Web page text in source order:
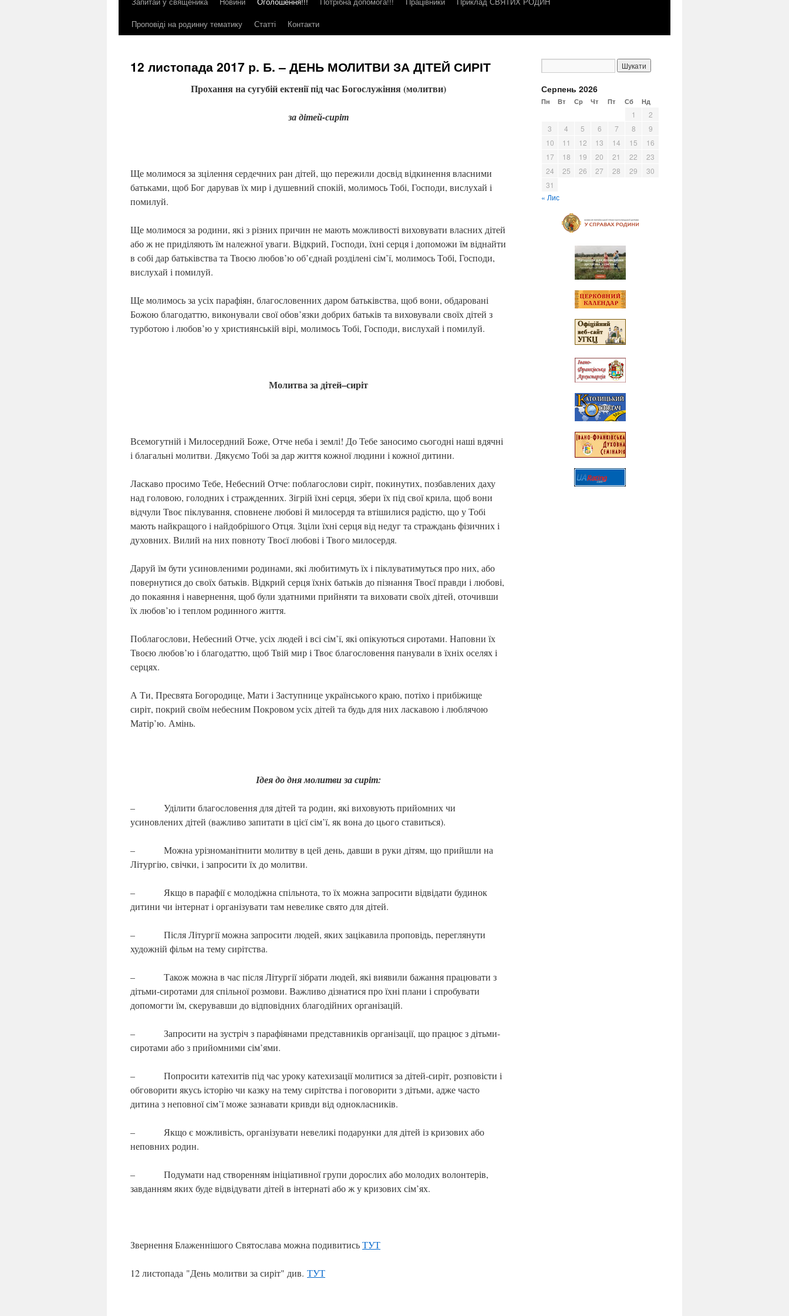
контенту
Проповіді на родинну тематику
Статті Контакти
12 листопада 2017 р. Б. – ДЕНЬ МОЛИТВИ ЗА ДІТЕЙ СИРІТ
Прохання на сугубій ектенії під час Богослужіння (молитви)
за дітей-сиріт
Ще молимося за зцілення сердечних ран дітей, що пережили досвід відкинення власними
батьками, щоб Бог дарував їх мир і душевний спокій, молимось Тобі, Господи, вислухай і
помилуй.
Ще молимося за родини, які з різних причин не мають можливості виховувати власних дітей
або ж не приділяють їм належної уваги. Відкрий, Господи, їхні серця і допоможи їм віднайти
в собі дар батьківства та Твоєю любов’ю об’єднай розділені сім’ї, молимось Тобі, Господи,
вислухай і помилуй.
Ще молимось за усіх парафіян, благословенних даром батьківства, щоб вони, обдаровані
Божою благодаттю, виконували свої обов’язки добрих батьків та виховували своїх дітей з
турботою і любов’ю у християнській вірі, молимось Тобі, Господи, вислухай і помилуй.
Молитва за дітей–сиріт
Всемогутній і Милосердний Боже, Отче неба і землі! До Тебе заносимо сьогодні наші вдячні
і благальні молитви. Дякуємо Тобі за дар життя кожної людини і кожної дитини.
Ласкаво просимо Тебе, Небесний Отче: поблагослови сиріт, покинутих, позбавлених даху
над головою, голодних і стражденних. Зігрій їхні серця, збери їх під свої крила, щоб вони
відчули Твоє піклування, сповнене любові й милосердя та втішилися радістю, що у Тобі
мають найкращого і найдобрішого Отця. Зціли їхні серця від недуг та страждань фізичних і
духовних. Вилий на них повноту Твоєї любові і Твого милосердя.
Даруй їм бути усиновленими родинами, які любитимуть їх і піклуватимуться про них, або
повернутися до своїх батьків. Відкрий серця їхніх батьків до пізнання Твоєї правди і любові,
до покаяння і навернення, щоб були здатними прийняти та виховати своїх дітей, оточивши
їх любов’ю і теплом родинного життя.
Поблагослови, Небесний Отче, усіх людей і всі сім’ї, які опікуються сиротами. Наповни їх
Твоєю любов’ю і благодаттю, щоб Твій мир і Твоє благословення панували в їхніх оселях і
серцях.
А Ти, Пресвята Богородице, Мати і Заступнице українського краю, потіхо і прибіжище
сиріт, покрий своїм небесним Покровом усіх дітей та будь для них ласкавою і люблячою
Матір’ю. Амінь.
Ідея до дня молитви за сиріт:
– Уділити благословення для дітей та родин, які виховують прийомних чи
усиновлених дітей (важливо запитати в цієї сім’ї, як вона до цього ставиться).
– Можна урізноманітнити молитву в цей день, давши в руки дітям, що прийшли на
Літургію, свічки, і запросити їх до молитви.
– Якщо в парафії є молодіжна спільнота, то їх можна запросити відвідати будинок
дитини чи інтернат і організувати там невелике свято для дітей.
– Після Літургії можна запросити людей, яких зацікавила проповідь, переглянути
художній фільм на тему сирітства.
– Також можна в час після Літургії зібрати людей, які виявили бажання працювати з
дітьми-сиротами для спільної розмови. Важливо дізнатися про їхні плани і спробувати
допомогти їм, скерувавши до відповідних благодійних організацій.
– Запросити на зустріч з парафіянами представників організації, що працює з дітьми-
сиротами або з прийомними сім’ями.
– Попросити катехитів під час уроку катехизації молитися за дітей-сиріт, розповісти і
обговорити якусь історію чи казку на тему сирітства і поговорити з дітьми, адже часто
дитина з неповної сім’ї може зазнавати кривди від однокласників.
– Якщо є можливість, організувати невеликі подарунки для дітей із кризових або
неповних родин.
– Подумати над створенням ініціативної групи дорослих або молодих волонтерів,
завданням яких буде відвідувати дітей в інтернаті або ж у кризових сім’ях.
Звернення Блаженнішого Святослава можна подивитисьТУТ
12 листопада "День молитви за сиріт" див. ТУТ
Серпень 2026
Пн Вт Ср Чт Пт Сб Нд
1
2
3
4 5 6 7 8
9
10
11 12 13 14 15
16
17
18 19 20 21 22
23
24
25 26 27 28 29
30
31
« Лис